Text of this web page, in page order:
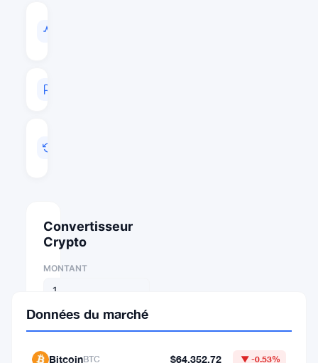
Convertisseur
Crypto
MONTANT
⇄
Données du marché
BitcoinBTC $64,352.72 ▼ -0.53%